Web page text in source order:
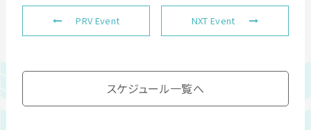
PRV Event NXT Event
スケジュール一覧へ